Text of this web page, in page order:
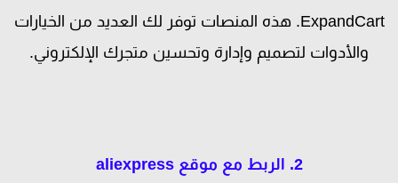
ExpandCart. هذه المنصات توفر لك العديد من الخيارات
والأدوات لتصميم وإدارة وتحسين متجرك الإلكتروني.